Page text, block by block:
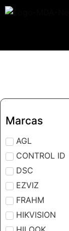
Marcas
AGL
CONTROL ID
DSC
EZVIZ
FRAHM
HIKVISION